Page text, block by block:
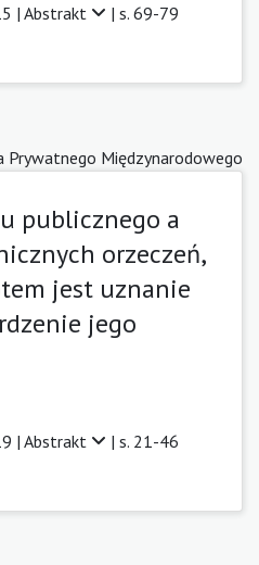
| Abstrakt | s. 69-79
Prywatnego Międzynarodowego
publicznego a
orzeczeń,
jest uznanie
jego
| Abstrakt | s. 21-46